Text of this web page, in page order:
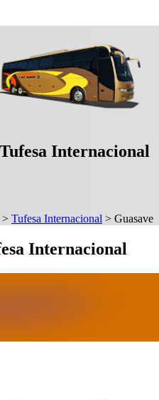
Internacional
> Tufesa Internacional > Guasave
Internacional